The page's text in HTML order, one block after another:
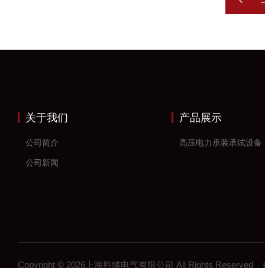
关于我们
公司简介
公司新闻
产品展示
高压电力承装承试设备
Copyright © 2026上海胜绪电气有限公司 All Rights Reserved